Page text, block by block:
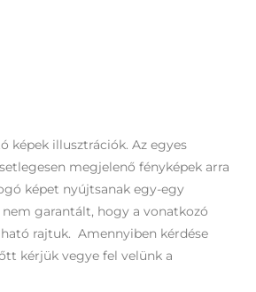
képek illusztrációk. Az egyes
megjelenő fényképek arra
képet nyújtsanak egy-egy
garantált, hogy a vonatkozó
rajtuk. Amennyiben kérdése
kérjük vegye fel velünk a